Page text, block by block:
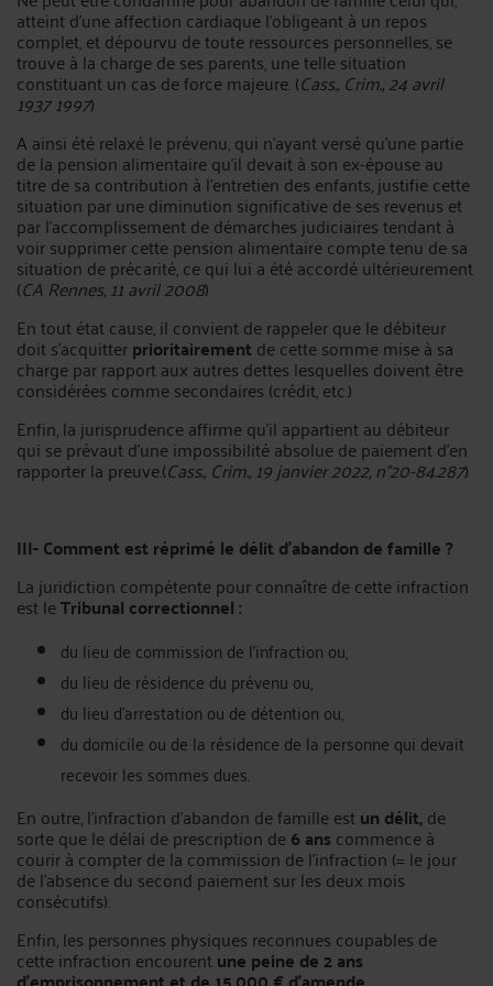
atteint d’une affection cardiaque l’obligeant à un repos
complet, et dépourvu de toute ressources personnelles, se
trouve à la charge de ses parents, une telle situation
constituant un cas de force majeure. (Cass., Crim., 24 avril
1937 1997)
A ainsi été relaxé le prévenu, qui n’ayant versé qu’une partie
de la pension alimentaire qu’il devait à son ex-épouse au
titre de sa contribution à l’entretien des enfants, justifie cette
situation par une diminution significative de ses revenus et
par l’accomplissement de démarches judiciaires tendant à
voir supprimer cette pension alimentaire compte tenu de sa
situation de précarité, ce qui lui a été accordé ultérieurement
(CA Rennes, 11 avril 2008)
En tout état cause, il convient de rappeler que le débiteur
doit s’acquitterprioritairementde cette somme mise à sa
charge par rapport aux autres dettes lesquelles doivent être
considérées comme secondaires (crédit, etc.)
Enfin, la jurisprudence affirme qu'il appartient au débiteur
qui se prévaut d'une impossibilité absolue de paiement d'en
rapporter la preuve.(Cass., Crim., 19 janvier 2022, n°20-84.287)
III- Comment est réprimé le délit d’abandon de famille ?
La juridiction compétente pour connaître de cette infraction
est leTribunal correctionnel :
du lieu de commission de l'infraction ou,
du lieu de résidence du prévenu ou,
du lieu d'arrestation ou de détention ou,
du domicile ou de la résidence de la personne qui devait
recevoir les sommes dues.
En outre, l’infraction d’abandon de famille estun délit,de
sorte que le délai de prescription de6 ans commence à
courir à compter de la commission de l’infraction (= le jour
de l’absence du second paiement sur les deux mois
consécutifs).
Enfin, les personnes physiques reconnues coupables de
cette infraction encourentune peine de 2 ans